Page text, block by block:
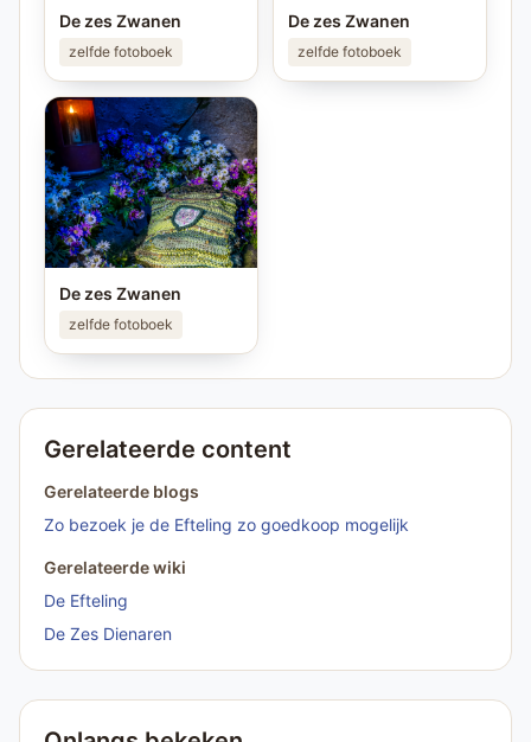
De zes Zwanen
zelfde fotoboek
De zes Zwanen
zelfde fotoboek
De zes Zwanen
zelfde fotoboek
Gerelateerde content
Gerelateerde blogs
Zo bezoek je de Efteling zo goedkoop mogelijk
Gerelateerde wiki
De Efteling
De Zes Dienaren